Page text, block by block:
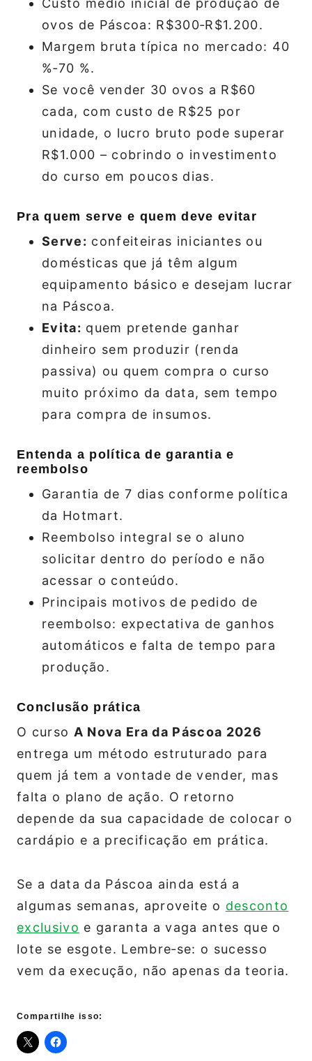
Custo médio inicial de produção de
ovos de Páscoa: R$300‑R$1.200.
Margem bruta típica no mercado: 40
%‑70 %.
Se você vender 30 ovos a R$60
cada, com custo de R$25 por
unidade, o lucro bruto pode superar
R$1.000 – cobrindo o investimento
do curso em poucos dias.
Pra quem serve e quem deve evitar
Serve: confeiteiras iniciantes ou
domésticas que já têm algum
equipamento básico e desejam lucrar
na Páscoa.
Evita: quem pretende ganhar
dinheiro sem produzir (renda
passiva) ou quem compra o curso
muito próximo da data, sem tempo
para compra de insumos.
Entenda a política de garantia e
reembolso
Garantia de 7 dias conforme política
da Hotmart.
Reembolso integral se o aluno
solicitar dentro do período e não
acessar o conteúdo.
Principais motivos de pedido de
reembolso: expectativa de ganhos
automáticos e falta de tempo para
produção.
Conclusão prática
O curso A Nova Era da Páscoa 2026
entrega um método estruturado para
quem já tem a vontade de vender, mas
falta o plano de ação. O retorno
depende da sua capacidade de colocar o
cardápio e a precificação em prática.
Se a data da Páscoa ainda está a
algumas semanas, aproveite o desconto
exclusivo e garanta a vaga antes que o
lote se esgote. Lembre‑se: o sucesso
vem da execução, não apenas da teoria.
Compartilhe isso: